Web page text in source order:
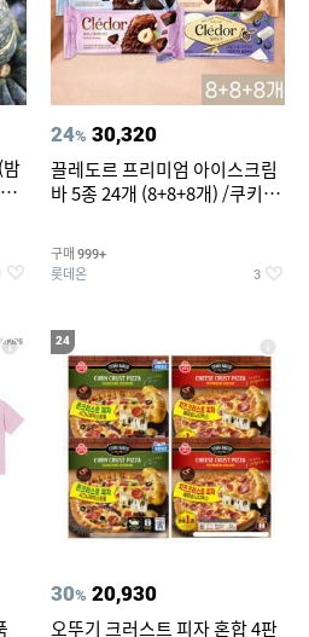
24% 30,320
끌레도르 프리미엄 아이스크림
바 5종 24개 (8+8+8개) /쿠키앤
구매 999+
롯데온 3
24
30% 20,930
오뚜기 크러스트 피자 혼합 4판